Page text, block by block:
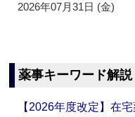
2026年07月31日 (金)
薬事キーワード解説
【2026年度改定】在